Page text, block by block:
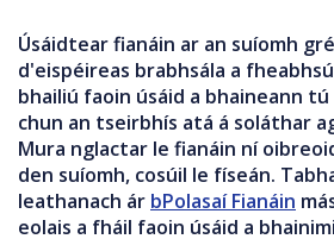
Úsáidtear fianáin ar an suíomh
d'eispéireas brabhsála a
bhailiú faoin úsáid a bhaineann tú
chun an tseirbhís atá á soláthar
Mura nglactar le fianáin ní
den suíomh, cosúil le físeán.
leathanach ár bPolasaí Fianáin
eolais a fháil faoin úsáid a